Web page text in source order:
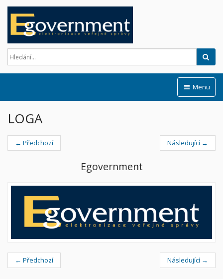
Menu
LOGA
← Předchozí Následující →
Egovernment
← Předchozí Následující →